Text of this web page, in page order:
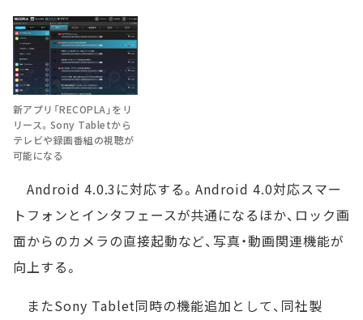
新アプリ「RECOPLA」をリ
リース。Sony Tabletから
テレビや録画番組の視聴が
可能になる
Android 4.0.3に対応する。Android 4.0対応スマー
トフォンとインタフェースが共通になるほか、ロック画
面からのカメラの直接起動など、写真・動画関連機能が
向上する。
またSony Tablet同時の機能追加として、同社製